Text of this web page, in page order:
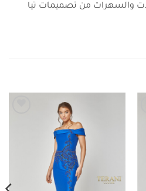
والسهرات من تصميمات تيا